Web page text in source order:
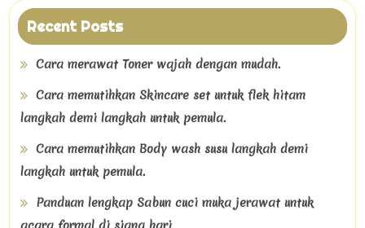
Recent Posts
Cara merawat Toner wajah dengan mudah.
Cara memutihkan Skincare set untuk flek hitam
langkah demi langkah untuk pemula.
Cara memutihkan Body wash susu langkah demi
langkah untuk pemula.
Panduan lengkap Sabun cuci muka jerawat untuk